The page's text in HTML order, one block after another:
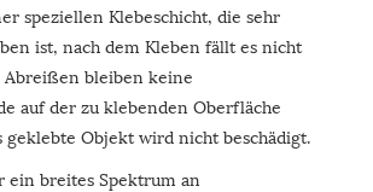
speziellen Klebeschicht, die sehr
ist, nach dem Kleben fällt es nicht
Abreißen bleiben keine
auf der zu klebenden Oberfläche
geklebte Objekt wird nicht beschädigt.
ein breites Spektrum an